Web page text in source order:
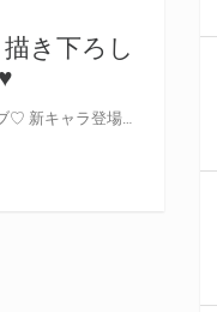
き下ろし